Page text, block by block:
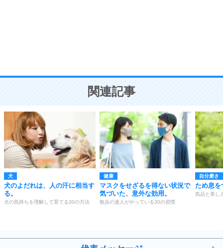
ことが大切。
関連記事
犬
犬のよだれは、人の汗に相当す
る。
犬の気持ちを理解して育てる30の方法
健康
マスクをせざるを得ない状況で
気づいた、意外な効用。
散歩の達人がやっている30の習慣
自分磨き
ため息を
気品と美し